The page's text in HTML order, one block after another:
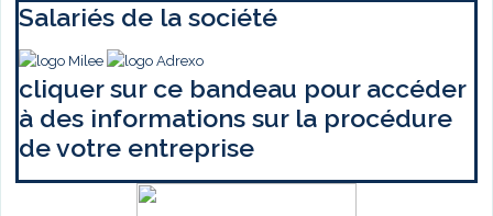
Salariés de la société
cliquer sur ce bandeau pour accéder
à des informations sur la procédure
de votre entreprise